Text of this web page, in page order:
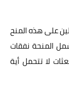
على هذه المنح
ولا تشمل المنحة نفقات
لا تتحمل أية